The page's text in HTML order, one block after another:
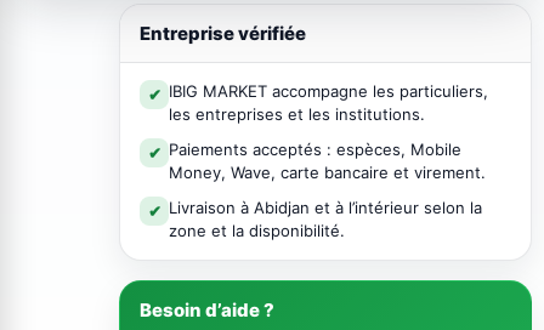
Entreprise vérifiée
✔ IBIG MARKET accompagne les particuliers,
les entreprises et les institutions.
✔ Paiements acceptés : espèces, Mobile
Money, Wave, carte bancaire et virement.
✔ Livraison à Abidjan et à l’intérieur selon la
zone et la disponibilité.
Besoin d’aide ?